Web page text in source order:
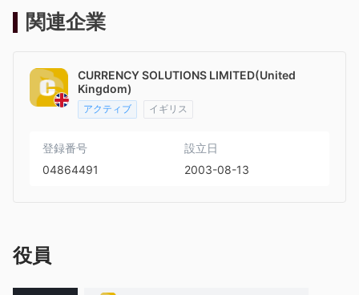
関連企業
CURRENCY SOLUTIONS LIMITED(United
Kingdom)
アクティブ イギリス
登録番号
04864491
設立日
2003-08-13
役員